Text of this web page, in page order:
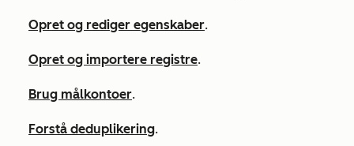
Opret og rediger egenskaber.
Opret og importere registre.
Brug målkontoer.
Forstå deduplikering.